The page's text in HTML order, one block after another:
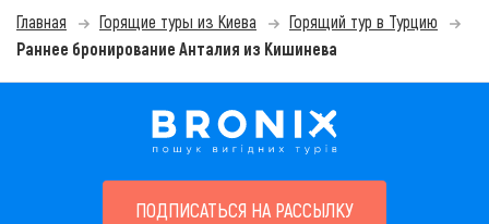
Главная Горящие туры из Киева
Горящий тур в Турцию
Раннее бронирование Анталия из Кишинева
ПОДПИСАТЬСЯ НА РАССЫЛКУ